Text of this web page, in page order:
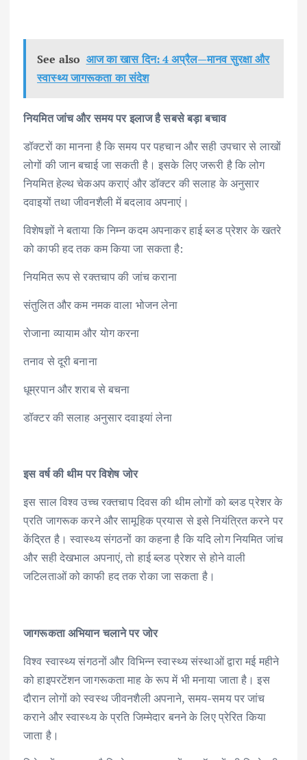
See also आज का खास दिन: 4 अप्रैल—मानव सुरक्षा और
स्वास्थ्य जागरूकता का संदेश
नियमित जांच और समय पर इलाज है सबसे बड़ा बचाव
डॉक्टरों का मानना है कि समय पर पहचान और सही उपचार से लाखों
लोगों की जान बचाई जा सकती है। इसके लिए जरूरी है कि लोग
नियमित हेल्थ चेकअप कराएं और डॉक्टर की सलाह के अनुसार
दवाइयों तथा जीवनशैली में बदलाव अपनाएं।
विशेषज्ञों ने बताया कि निम्न कदम अपनाकर हाई ब्लड प्रेशर के खतरे
को काफी हद तक कम किया जा सकता है:
नियमित रूप से रक्तचाप की जांच कराना
संतुलित और कम नमक वाला भोजन लेना
रोजाना व्यायाम और योग करना
तनाव से दूरी बनाना
धूम्रपान और शराब से बचना
डॉक्टर की सलाह अनुसार दवाइयां लेना
इस वर्ष की थीम पर विशेष जोर
इस साल विश्व उच्च रक्तचाप दिवस की थीम लोगों को ब्लड प्रेशर के
प्रति जागरूक करने और सामूहिक प्रयास से इसे नियंत्रित करने पर
केंद्रित है। स्वास्थ्य संगठनों का कहना है कि यदि लोग नियमित जांच
और सही देखभाल अपनाएं, तो हाई ब्लड प्रेशर से होने वाली
जटिलताओं को काफी हद तक रोका जा सकता है।
जागरूकता अभियान चलाने पर जोर
विश्व स्वास्थ्य संगठनों और विभिन्न स्वास्थ्य संस्थाओं द्वारा मई महीने
को हाइपरटेंशन जागरूकता माह के रूप में भी मनाया जाता है। इस
दौरान लोगों को स्वस्थ जीवनशैली अपनाने, समय-समय पर जांच
कराने और स्वास्थ्य के प्रति जिम्मेदार बनने के लिए प्रेरित किया
जाता है।